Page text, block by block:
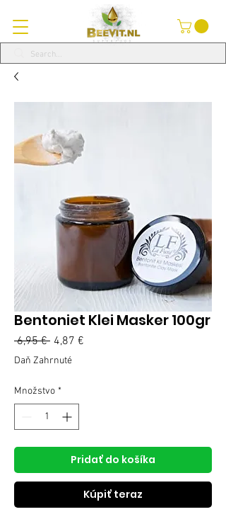
Bentoniet Klei Masker 100gr
6,95 € Normálna
cena
4,87 €
Daň Zahrnuté
Množstvo *
Pridať do košíka
Kúpiť teraz